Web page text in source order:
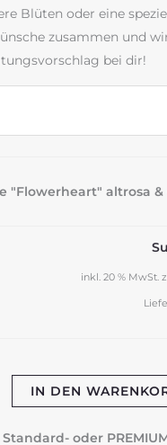
Blüten oder eine
zusammen und
bei dir!
"Flowerheart" altrosa
inkl. 20 % MwSt.
IN DEN
oder